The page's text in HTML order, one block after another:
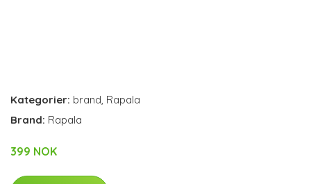
Kategorier: brand, Rapala
Brand: Rapala
399 NOK